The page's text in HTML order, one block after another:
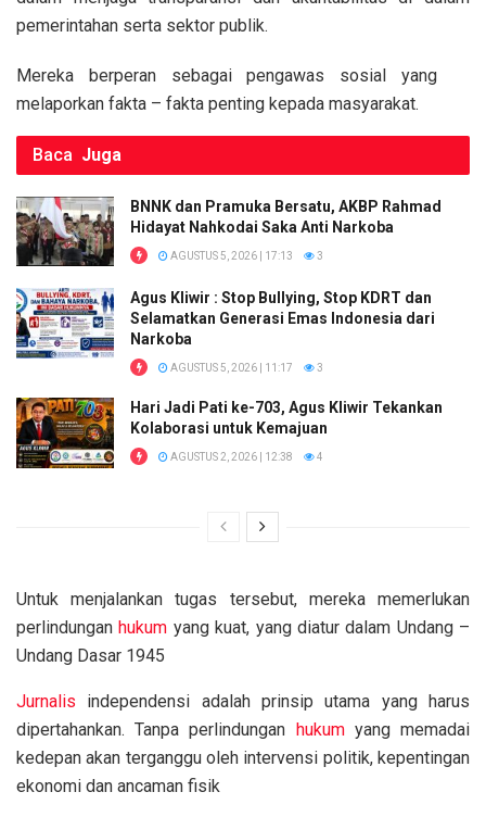
b
o
k
er
s
p
p
Li
k
pemerintahan serta sektor publik.
Mereka berperan sebagai pengawas sosial yang
melaporkan fakta – fakta penting kepada masyarakat.
Baca Juga
BNNK dan Pramuka Bersatu, AKBP Rahmad
Hidayat Nahkodai Saka Anti Narkoba
AGUSTUS 5, 2026 | 17:13 3
Agus Kliwir : Stop Bullying, Stop KDRT dan
Selamatkan Generasi Emas Indonesia dari
Narkoba
AGUSTUS 5, 2026 | 11:17 3
Hari Jadi Pati ke-703, Agus Kliwir Tekankan
Kolaborasi untuk Kemajuan
AGUSTUS 2, 2026 | 12:38 4
Untuk menjalankan tugas tersebut, mereka memerlukan
perlindunganhukum yang kuat, yang diatur dalam Undang –
Undang Dasar 1945
Jurnalis independensi adalah prinsip utama yang harus
dipertahankan. Tanpa perlindungan hukumyang memadai
kedepan akan terganggu oleh intervensi politik, kepentingan
ekonomi dan ancaman fisik